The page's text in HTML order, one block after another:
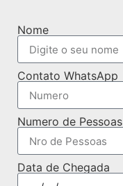
Nome
Contato WhatsApp
Numero de Pessoas
Data de Chegada